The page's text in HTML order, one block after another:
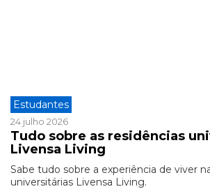
Estudantes
24 julho 2026
Tudo sobre as residências
Livensa Living
Sabe tudo sobre a experiência de viver
universitárias Livensa Living.